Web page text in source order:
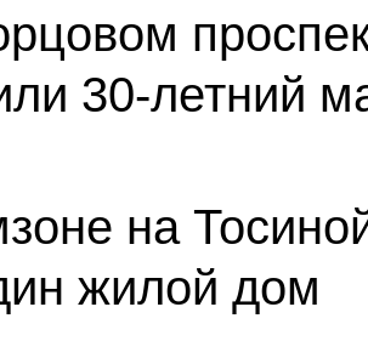
30-летний
на
жилой дом